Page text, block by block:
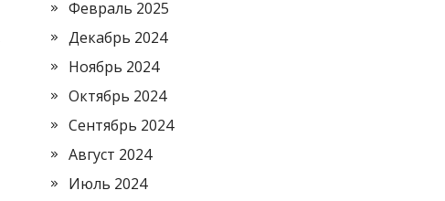
Февраль 2025
Декабрь 2024
Ноябрь 2024
Октябрь 2024
Сентябрь 2024
Август 2024
Июль 2024